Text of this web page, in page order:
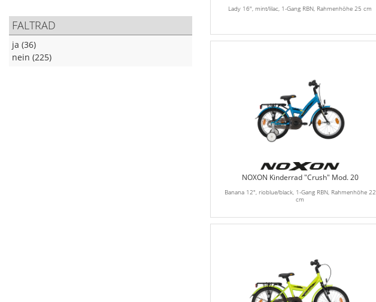
FALTRAD
ja (36)
nein (225)
Lady 16", mint/lilac, 1-Gang RBN, Rahmenhöhe 25 cm
NOXON Kinderrad "Crush" Mod. 20
Banana 12", rioblue/black, 1-Gang RBN, Rahmenhöhe 22
cm